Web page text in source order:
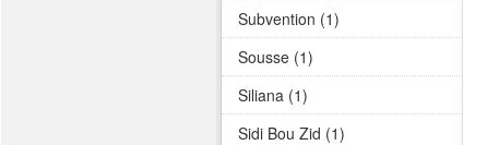
Subvention (1)
Sousse (1)
Siliana (1)
Sidi Bou Zid (1)